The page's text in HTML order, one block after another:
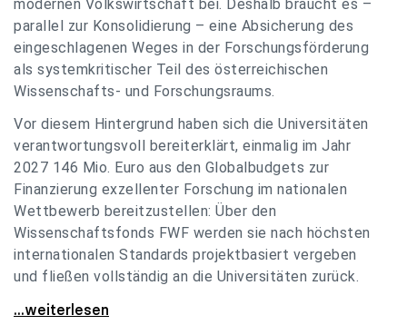
modernen Volkswirtschaft bei. Deshalb braucht es –
parallel zur Konsolidierung – eine Absicherung des
eingeschlagenen Weges in der Forschungsförderung
als systemkritischer Teil des österreichischen
Wissenschafts- und Forschungsraums.
Vor diesem Hintergrund haben sich die Universitäten
verantwortungsvoll bereiterklärt, einmalig im Jahr
2027 146 Mio. Euro aus den Globalbudgets zur
Finanzierung exzellenter Forschung im nationalen
Wettbewerb bereitzustellen: Über den
Wissenschaftsfonds FWF werden sie nach höchsten
internationalen Standards projektbasiert vergeben
und fließen vollständig an die Universitäten zurück.
Gemeinsam für einen starken Wissenschafts- und
...weiterlesen